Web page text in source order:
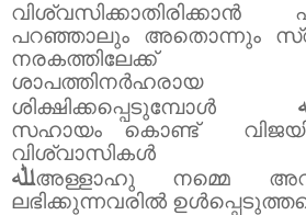
പറഞ്ഞാലും അതൊന്നും
നരകത്തിലേക്ക്
ശാപത്തിനർഹരായ
ശിക്ഷിക്കപ്പെടുമ്പോൾ
സഹായം കൊണ്ട്
വിശ്വാസികൾ
ﷲഅള്ളാഹു നമ്മെ
ലഭിക്കുന്നവരിൽ